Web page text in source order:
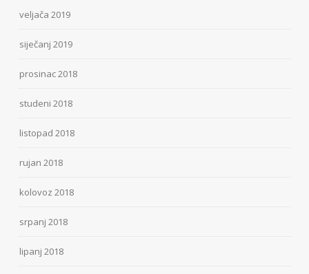
veljača 2019
siječanj 2019
prosinac 2018
studeni 2018
listopad 2018
rujan 2018
kolovoz 2018
srpanj 2018
lipanj 2018